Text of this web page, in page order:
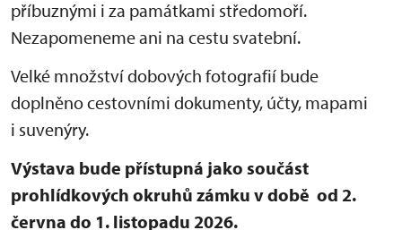
příbuznými i za památkami středomoří.
Nezapomeneme ani na cestu svatební.
Velké množství dobových fotografií bude
doplněno cestovními dokumenty, účty, mapami
i suvenýry.
Výstava bude přístupná jako součást
prohlídkových okruhů zámku v době od 2.
června do 1. listopadu 2026.